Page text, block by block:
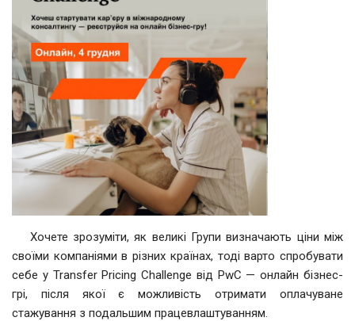
Хочете зрозуміти, як великі Групи визначають ціни між
своїми компаніями в різних країнах, тоді варто спробувати
себе у Transfer Pricing Challenge від PwC — онлайн бізнес-
грі, після якої є можливість отримати оплачуване
стажування з подальшим працевлаштуванням.